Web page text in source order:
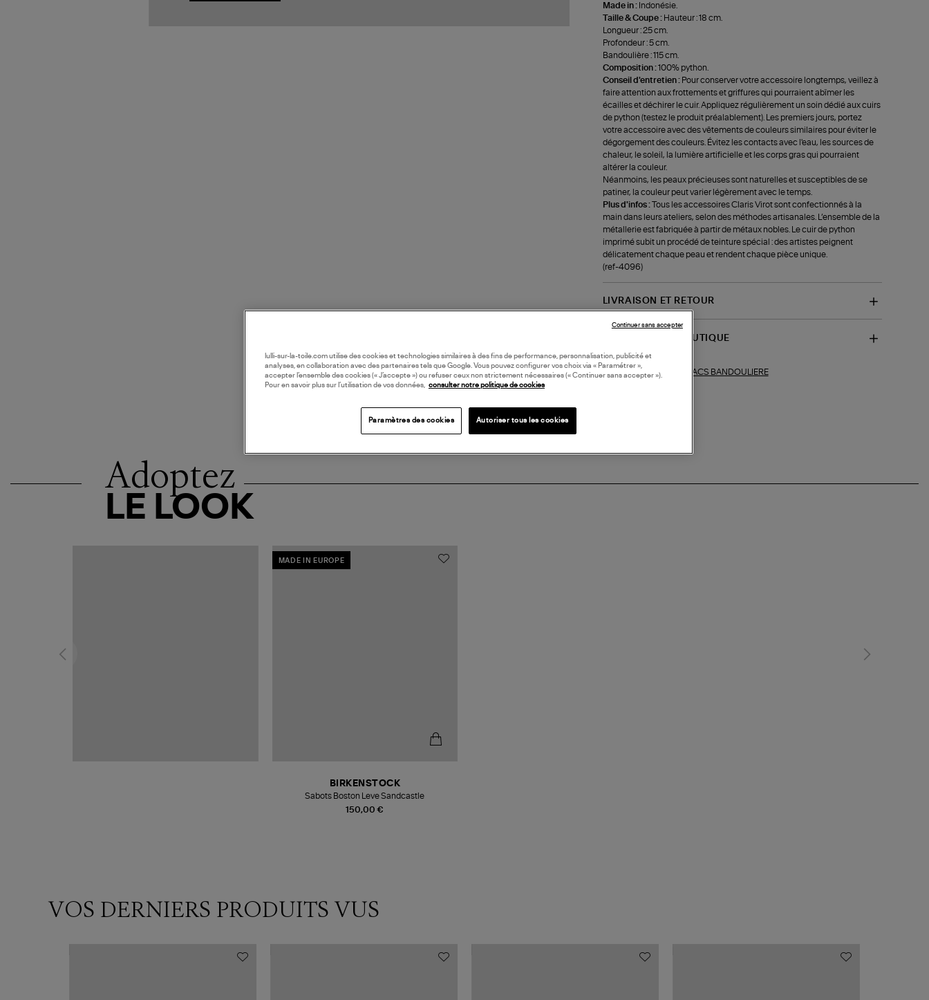
Made in : Indonésie.
Taille & Coupe : Hauteur : 18 cm.
Longueur : 25 cm.
Profondeur : 5 cm.
Bandoulière : 115 cm.
Composition :100% python.
Conseil d'entretien : Pour conserver votre accessoire longtemps, veillez à
faire attention aux frottements et griffures qui pourraient abîmer les
écailles et déchirer le cuir. Appliquez régulièrement un soin dédié aux cuirs
de python (testez le produit préalablement). Les premiers jours, portez
votre accessoire avec des vêtements de couleurs similaires pour éviter le
dégorgement des couleurs. Évitez les contacts avec l'eau, les sources de
chaleur, le soleil, la lumière artificielle et les corps gras qui pourraient
altérer la couleur.
Néanmoins, les peaux précieuses sont naturelles et susceptibles de se
patiner, la couleur peut varier légèrement avec le temps.
Plus d'infos :Tous les accessoires Claris Virot sont confectionnés à la
main dans leurs ateliers, selon des méthodes artisanales. L’ensemble de la
métallerie est fabriquée à partir de métaux nobles. Le cuir de python
imprimé subit un procédé de teinture spécial : des artistes peignent
délicatement chaque peau et rendent chaque pièce unique.
(ref-4096)
LIVRAISON ET RETOUR
DISPONIBILITÉ BOUTIQUE
Collections similaires : SACS BANDOULIERE
Adoptez
LE LOOK
MADE IN EUROPE
150,00 €
BIRKENSTOCK
Sabots Boston Leve Sandcastle
VOS DERNIERS PRODUITS VUS
lulli-sur-la-toile.com utilise des cookies et technologies similaires à des fins de performance, personnalisation, publicité et
analyses, en collaboration avec des partenaires tels que Google. Vous pouvez configurer vos choix via « Paramétrer »,
accepter l’ensemble des cookies (« J’accepte ») ou refuser ceux non strictement nécessaires (« Continuer sans accepter »).
Pour en savoir plus sur l’utilisation de vos données, consulter notre politique de cookies
Paramètres des cookies Autoriser tous les cookies
Continuer sans accepter